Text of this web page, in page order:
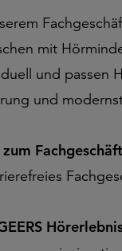
mit
und passen
und
Fachgeschäft